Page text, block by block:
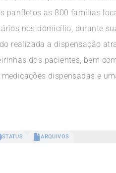
panfletos as 800 famílias
nos domicílio, durante
realizada a dispensação
dos pacientes, bem
dispensadas e
STATUS ARQUIVOS